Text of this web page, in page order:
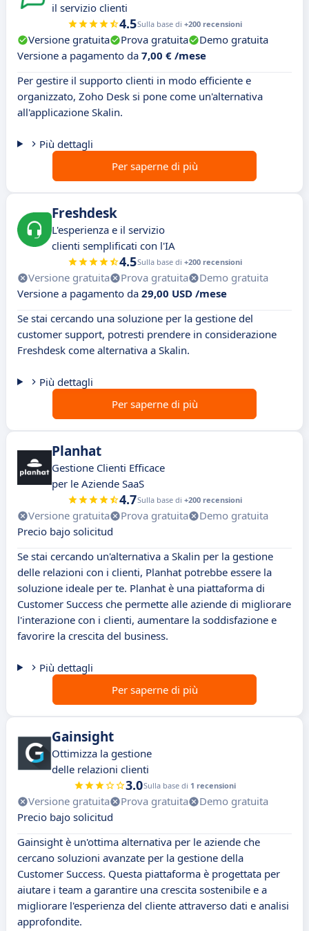
il servizio clienti
4.5Sulla base di +200 recensioni
Versione gratuita Prova gratuita
Demo gratuita
Versione a pagamento da 7,00 € /mese
Per gestire il supporto clienti in modo efficiente e
organizzato, Zoho Desk si pone come un'alternativa
all'applicazione Skalin.
Più dettagli
Per saperne di più
Freshdesk
L'esperienza e il servizio
clienti semplificati con l'IA
4.5Sulla base di +200 recensioni
Versione gratuita Prova gratuita
Demo gratuita
Versione a pagamento da 29,00 USD /mese
Se stai cercando una soluzione per la gestione del
customer support, potresti prendere in considerazione
Freshdesk come alternativa a Skalin.
Più dettagli
Per saperne di più
Planhat
Gestione Clienti Efficace
per le Aziende SaaS
4.7Sulla base di +200 recensioni
Versione gratuita Prova gratuita
Demo gratuita
Precio bajo solicitud
Se stai cercando un'alternativa a Skalin per la gestione
delle relazioni con i clienti, Planhat potrebbe essere la
soluzione ideale per te. Planhat è una piattaforma di
Customer Success che permette alle aziende di migliorare
l'interazione con i clienti, aumentare la soddisfazione e
favorire la crescita del business.
Più dettagli
Per saperne di più
Gainsight
Ottimizza la gestione
delle relazioni clienti
3.0Sulla base di 1 recensioni
Versione gratuita Prova gratuita
Demo gratuita
Precio bajo solicitud
Gainsight è un'ottima alternativa per le aziende che
cercano soluzioni avanzate per la gestione della
Customer Success. Questa piattaforma è progettata per
aiutare i team a garantire una crescita sostenibile e a
migliorare l'esperienza del cliente attraverso dati e analisi
approfondite.